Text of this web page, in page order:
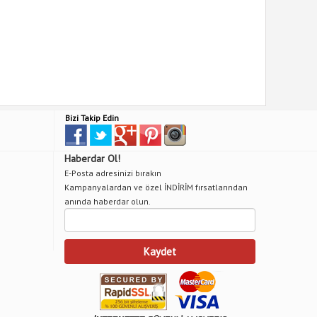
Bizi Takip Edin
Haberdar Ol!
E-Posta adresinizi bırakın
Kampanyalardan ve özel İNDİRİM fırsatlarından
anında haberdar olun.
Kaydet